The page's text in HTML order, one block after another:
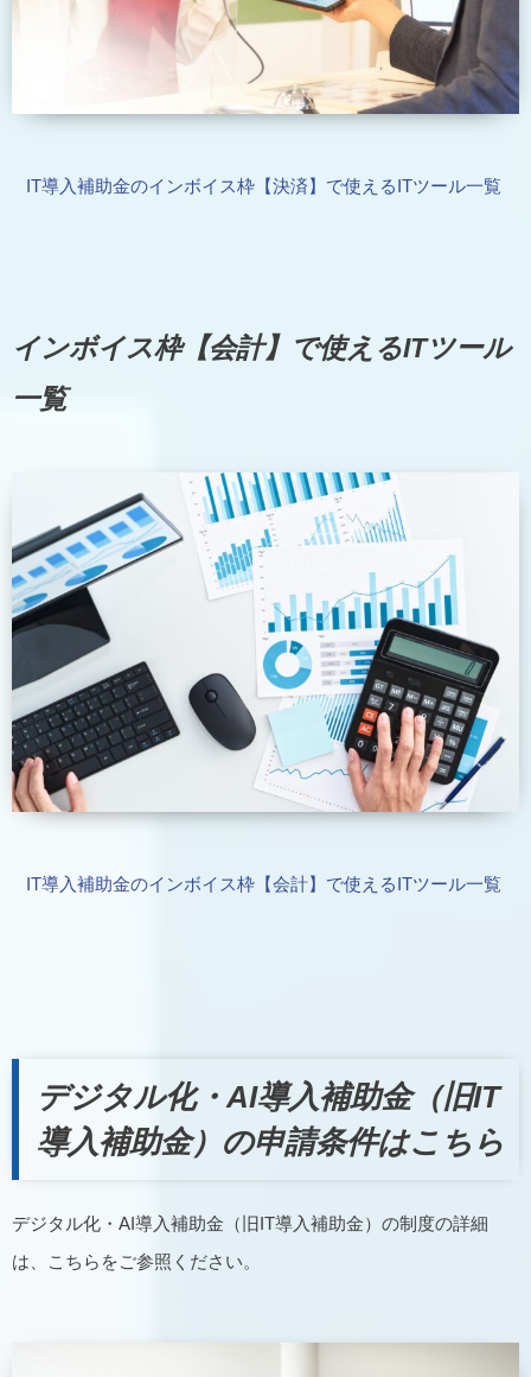
IT導入補助金のインボイス枠【決済】で使えるITツール一覧
インボイス枠【会計】で使えるITツール
一覧
IT導入補助金のインボイス枠【会計】で使えるITツール一覧
デジタル化・AI導入補助金（旧IT
導入補助金）の申請条件はこちら
デジタル化・AI導入補助金（旧IT導入補助金）の制度の詳細
は、こちらをご参照ください。